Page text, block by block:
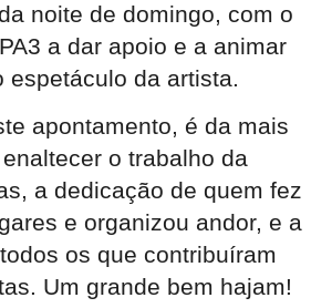
noite de domingo, com o
a dar apoio e a animar
espetáculo da artista.
apontamento, é da mais
o trabalho da
a dedicação de quem fez
e organizou andor, e a
os que contribuíram
Um grande bem hajam!